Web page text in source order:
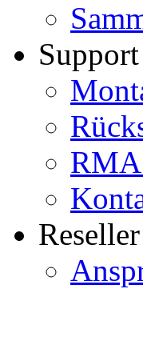
Support
Reseller